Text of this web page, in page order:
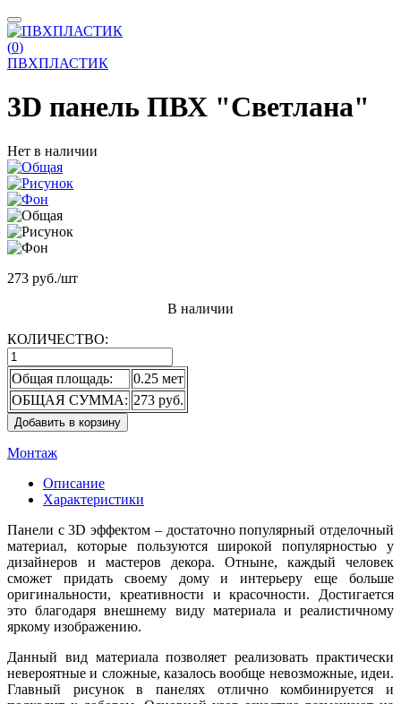
(0)
ПВХПЛАСТИК
3D панель ПВХ "Светлана"
Нет в наличии
273 руб./шт
В наличии
КОЛИЧЕСТВО:
Общая площадь:
0.25 мет
ОБЩАЯ СУММА: 273 руб.
Добавить в корзину
Монтаж
Описание
Характеристики
Панели с 3D эффектом – достаточно популярный отделочный
материал, которые пользуются широкой популярностью у
дизайнеров и мастеров декора. Отныне, каждый человек
сможет придать своему дому и интерьеру еще больше
оригинальности, креативности и красочности. Достигается
это благодаря внешнему виду материала и реалистичному
яркому изображению.
Данный вид материала позволяет реализовать практически
невероятные и сложные, казалось вообще невозможные, идеи.
Главный рисунок в панелях отлично комбинируется и